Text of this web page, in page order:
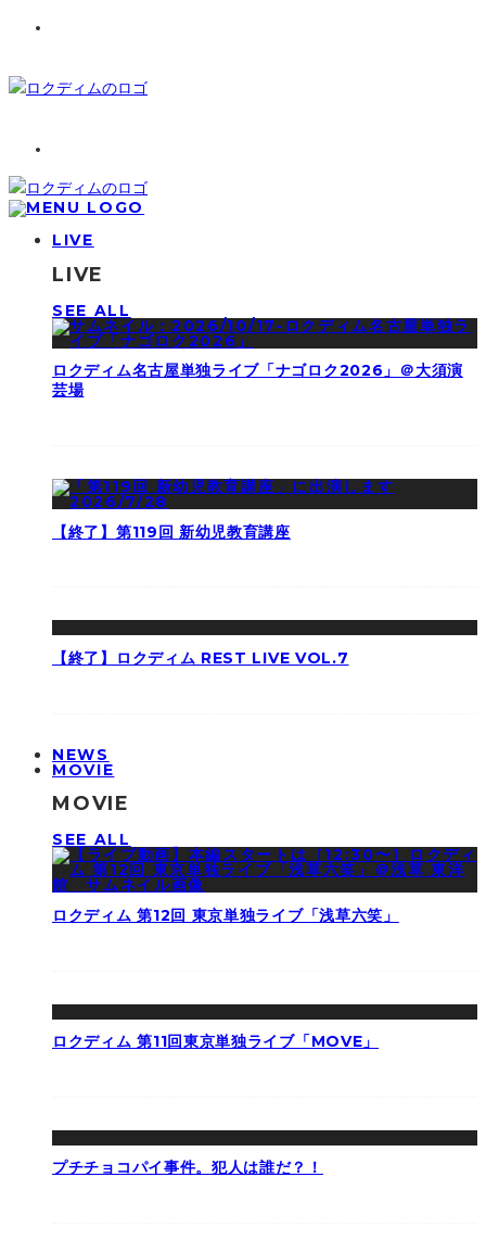
LIVE
LIVE
SEE ALL
ロクディム名古屋単独ライブ「ナゴロク2026」＠大須演
芸場
【終了】第119回 新幼児教育講座
【終了】ロクディム REST LIVE VOL.7
NEWS
MOVIE
MOVIE
SEE ALL
ロクディム 第12回 東京単独ライブ「浅草六笑」
ロクディム 第11回東京単独ライブ「MOVE」
プチチョコパイ事件。犯人は誰だ？！